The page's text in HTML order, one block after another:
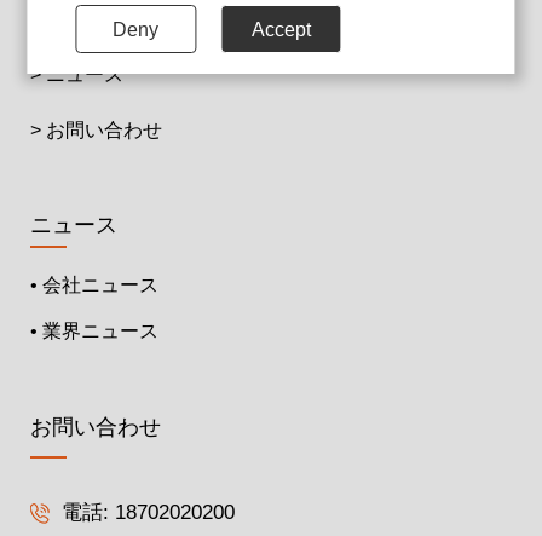
> ニュース
> お問い合わせ
ニュース
• 会社ニュース
• 業界ニュース
お問い合わせ
電話: 18702020200
Deny Accept